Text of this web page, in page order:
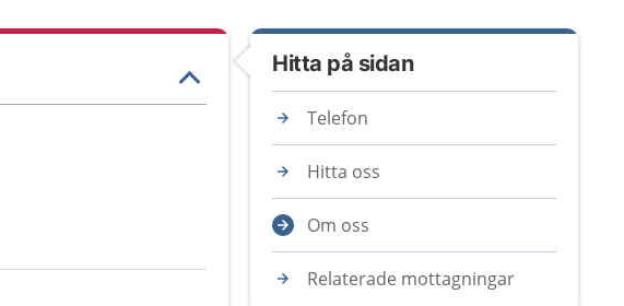
Hitta på sidan
Telefon
Hitta oss
Om oss
Relaterade mottagningar